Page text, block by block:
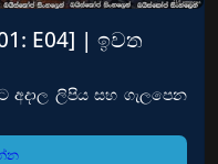
E04] | ඉවත
අදාල ලිපිය සහ ගැලපෙන